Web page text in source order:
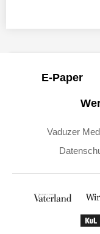
E-Paper
Vaduzer